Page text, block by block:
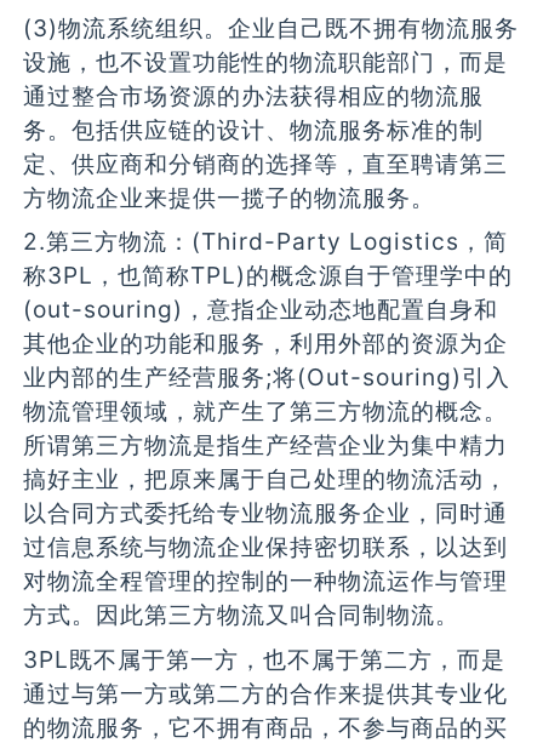
(3)物流系统组织。企业自己既不拥有物流服务
设施，也不设置功能性的物流职能部门，而是
通过整合市场资源的办法获得相应的物流服
务。包括供应链的设计、物流服务标准的制
定、供应商和分销商的选择等，直至聘请第三
方物流企业来提供一揽子的物流服务。
2.第三方物流：(Third-Party Logistics，简
称3PL，也简称TPL)的概念源自于管理学中的
(out-souring)，意指企业动态地配置自身和
其他企业的功能和服务，利用外部的资源为企
业内部的生产经营服务;将(Out-souring)引入
物流管理领域，就产生了第三方物流的概念。
所谓第三方物流是指生产经营企业为集中精力
搞好主业，把原来属于自己处理的物流活动，
以合同方式委托给专业物流服务企业，同时通
过信息系统与物流企业保持密切联系，以达到
对物流全程管理的控制的一种物流运作与管理
方式。因此第三方物流又叫合同制物流。
3PL既不属于第一方，也不属于第二方，而是
通过与第一方或第二方的合作来提供其专业化
的物流服务，它不拥有商品，不参与商品的买